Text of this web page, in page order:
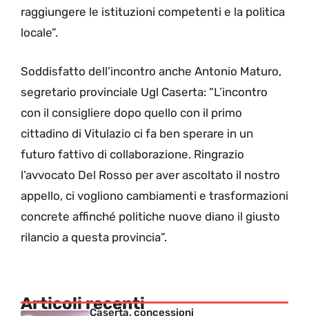
raggiungere le istituzioni competenti e la politica
locale”.
Soddisfatto dell’incontro anche Antonio Maturo,
segretario provinciale Ugl Caserta: “L’incontro
con il consigliere dopo quello con il primo
cittadino di Vitulazio ci fa ben sperare in un
futuro fattivo di collaborazione. Ringrazio
l’avvocato Del Rosso per aver ascoltato il nostro
appello, ci vogliono cambiamenti e trasformazioni
concrete affinché politiche nuove diano il giusto
rilancio a questa provincia”.
Articoli recenti
Caserta, concessioni